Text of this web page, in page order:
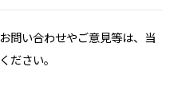
問い合わせやご意見等は、当
ださい。